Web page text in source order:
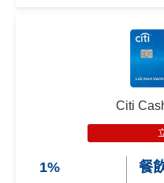
每個戶口之現金回贈
網上ebanking繳費/交
成功申請信用卡3個月
港幣180元之簽賬分期
港幣180元之簽賬分期
渣打「360 °全面賞」
示。
無上限現
天涯嘅朋友
贈
*38新會員+成功批卡派出
$1，可兌換FPS轉數快回
Citi八達通信用卡迎
電子錢包PayMe/
現在不持有任
里先生額外HK$300現金
推廣期：即日起至
經里先生連結
生額外HK$300 Apple
成功申請及批核後請
Citi
1% 餐